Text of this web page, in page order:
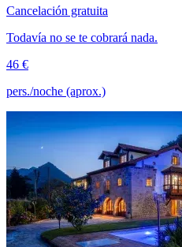
Cancelación gratuita
Todavía no se te cobrará nada.
46 €
pers./noche (aprox.)